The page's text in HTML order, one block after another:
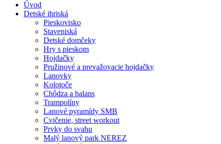
Úvod
Detské ihriská
Pieskovisko
Staveniská
Detské domčeky
Hry s pieskom
Hojdačky
Pružinové a prevažovacie hojdačky
Lanovky
Kolotoče
Chôdza a balans
Trampolíny
Lanové pyramídy SMB
Cvičenie, street workout
Prvky do svahu
Malý lanový park NEREZ